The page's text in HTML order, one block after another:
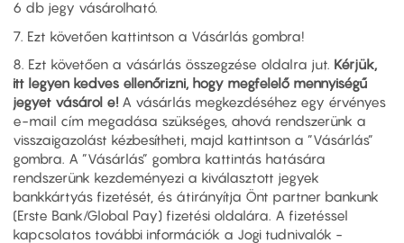
6 db jegy vásárolható.
7. Ezt követően kattintson a Vásárlás gombra!
8. Ezt követően a vásárlás összegzése oldalra jut. Kérjük,
itt legyen kedves ellenőrizni, hogy megfelelő mennyiségű
jegyet vásárol e! A vásárlás megkezdéséhez egy érvényes
e-mail cím megadása szükséges, ahová rendszerünk a
visszaigazolást kézbesítheti, majd kattintson a ”Vásárlás”
gombra. A ”Vásárlás” gombra kattintás hatására
rendszerünk kezdeményezi a kiválasztott jegyek
bankkártyás fizetését, és átirányítja Önt partner bankunk
(Erste Bank/Global Pay) fizetési oldalára. A fizetéssel
kapcsolatos további információk a Jogi tudnivalók -